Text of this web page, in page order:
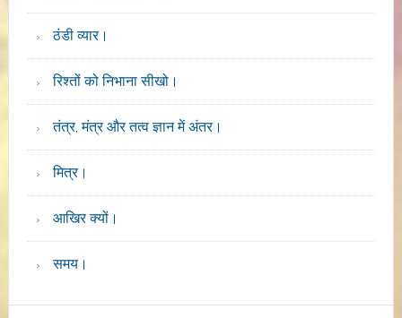
ठंडी व्यार।
रिश्तों को निभाना सीखो।
तंत्र, मंत्र और तत्व ज्ञान में अंतर।
मित्र।
आखिर क्यों।
समय।